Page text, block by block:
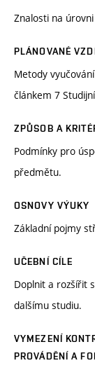
Znalosti na
PLÁNOVANÉ
Metody
článkem 7
ZPŮSOB A
Podmínky pro
předmětu.
OSNOVY VÝUKY
Základní pojmy
UČEBNÍ CÍLE
Doplnit a rozšířit
dalšímu studiu.
VYMEZENÍ
PROVÁDĚNÍ A